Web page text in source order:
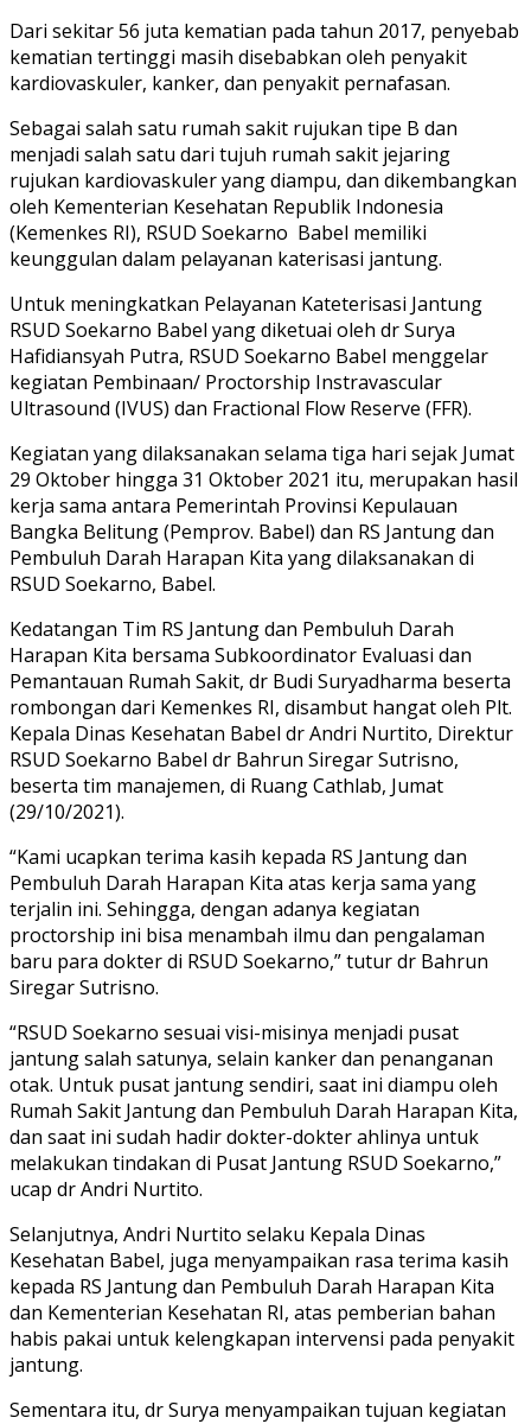
Dari sekitar 56 juta kematian pada tahun 2017, penyebab
kematian tertinggi masih disebabkan oleh penyakit
kardiovaskuler, kanker, dan penyakit pernafasan.
Sebagai salah satu rumah sakit rujukan tipe B dan
menjadi salah satu dari tujuh rumah sakit jejaring
rujukan kardiovaskuler yang diampu, dan dikembangkan
oleh Kementerian Kesehatan Republik Indonesia
(Kemenkes RI), RSUD Soekarno Babel memiliki
keunggulan dalam pelayanan katerisasi jantung.
Untuk meningkatkan Pelayanan Kateterisasi Jantung
RSUD Soekarno Babel yang diketuai oleh dr Surya
Hafidiansyah Putra, RSUD Soekarno Babel menggelar
kegiatan Pembinaan/ Proctorship Instravascular
Ultrasound (IVUS) dan Fractional Flow Reserve (FFR).
Kegiatan yang dilaksanakan selama tiga hari sejak Jumat
29 Oktober hingga 31 Oktober 2021 itu, merupakan hasil
kerja sama antara Pemerintah Provinsi Kepulauan
Bangka Belitung (Pemprov. Babel) dan RS Jantung dan
Pembuluh Darah Harapan Kita yang dilaksanakan di
RSUD Soekarno, Babel.
Kedatangan Tim RS Jantung dan Pembuluh Darah
Harapan Kita bersama Subkoordinator Evaluasi dan
Pemantauan Rumah Sakit, dr Budi Suryadharma beserta
rombongan dari Kemenkes RI, disambut hangat oleh Plt.
Kepala Dinas Kesehatan Babel dr Andri Nurtito, Direktur
RSUD Soekarno Babel dr Bahrun Siregar Sutrisno,
beserta tim manajemen, di Ruang Cathlab, Jumat
(29/10/2021).
“Kami ucapkan terima kasih kepada RS Jantung dan
Pembuluh Darah Harapan Kita atas kerja sama yang
terjalin ini. Sehingga, dengan adanya kegiatan
proctorship ini bisa menambah ilmu dan pengalaman
baru para dokter di RSUD Soekarno,” tutur dr Bahrun
Siregar Sutrisno.
“RSUD Soekarno sesuai visi-misinya menjadi pusat
jantung salah satunya, selain kanker dan penanganan
otak. Untuk pusat jantung sendiri, saat ini diampu oleh
Rumah Sakit Jantung dan Pembuluh Darah Harapan Kita,
dan saat ini sudah hadir dokter-dokter ahlinya untuk
melakukan tindakan di Pusat Jantung RSUD Soekarno,”
ucap dr Andri Nurtito.
Selanjutnya, Andri Nurtito selaku Kepala Dinas
Kesehatan Babel, juga menyampaikan rasa terima kasih
kepada RS Jantung dan Pembuluh Darah Harapan Kita
dan Kementerian Kesehatan RI, atas pemberian bahan
habis pakai untuk kelengkapan intervensi pada penyakit
jantung.
Sementara itu, dr Surya menyampaikan tujuan kegiatan